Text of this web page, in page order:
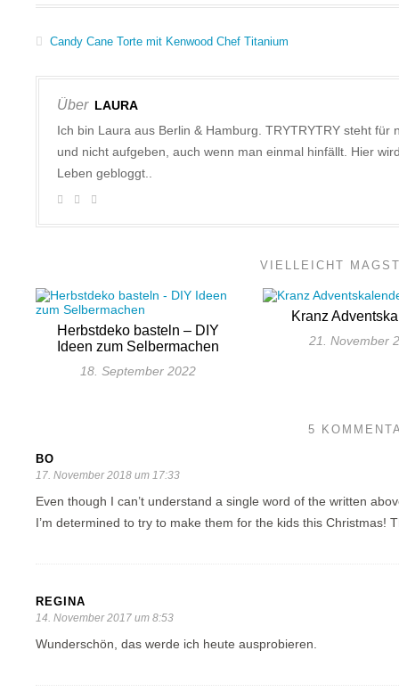
Candy Cane Torte mit Kenwood Chef Titanium
Über LAURA
Ich bin Laura aus Berlin & Hamburg. TRYTRYTRY steht
und nicht aufgeben, auch wenn man einmal hinfällt. Hier
Leben gebloggt..
VIELLEICHT
Herbstdeko basteln – DIY
Ideen zum Selbermachen
18. September 2022
Kranz
21. November
5
BO
17. November 2018 um 17:33
Even though I can’t understand a single word of the written
I’m determined to try to make them for the kids this Christmas!
REGINA
14. November 2017 um 8:53
Wunderschön, das werde ich heute ausprobieren.